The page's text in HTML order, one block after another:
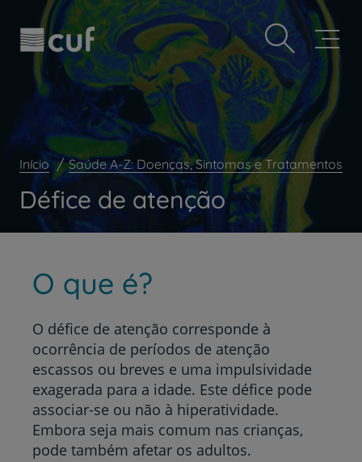
Observação:
este
inclui
sistema
para
conteúdo
principal
Prevenção e bem-estar
Grandes Áreas da Saúde
Serviços CUF
Plano +CUF
My CUF
Clientes e acompanhantes
CUF Academic Center
Para profissionais
Contacte-nos
Início Saúde A-Z: Doenças, Sintomas e Tratamentos
Défice de atenção
O que é?
O défice de atenção corresponde à
ocorrência de períodos de atenção
escassos ou breves e uma impulsividade
exagerada para a idade. Este défice pode
associar-se ou não à hiperatividade.
Embora seja mais comum nas crianças,
pode também afetar os adultos.